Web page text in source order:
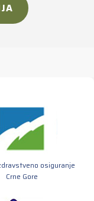
osiguranje
Crne Gore